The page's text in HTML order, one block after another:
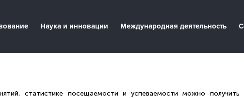
Наука и инновации Международная деятельность
статистике посещаемости и успеваемости можно получить